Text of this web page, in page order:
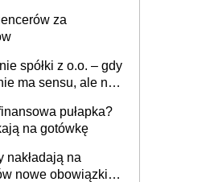
za
spółki z o.o. – gdy
ma sensu, ale nie
pułapka?
na gotówkę
nakładają na
nowe obowiązki w